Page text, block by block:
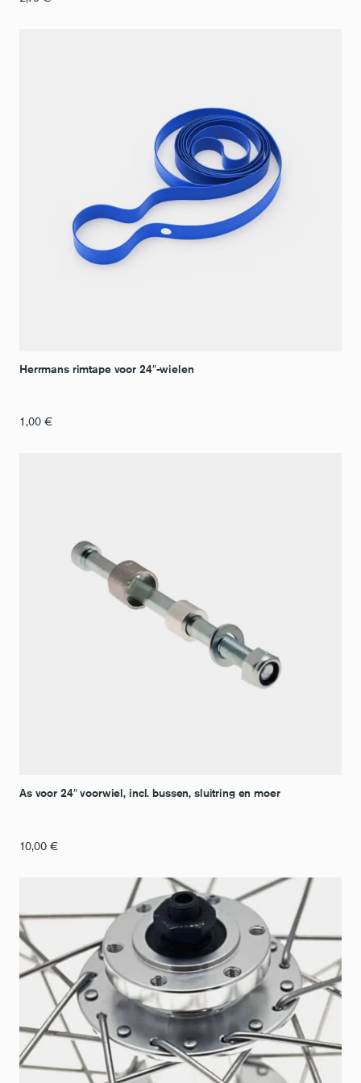
Herrmans rimtape voor 24″-wielen
1,00 €
As voor 24″ voorwiel, incl. bussen, sluitring en moer
10,00 €